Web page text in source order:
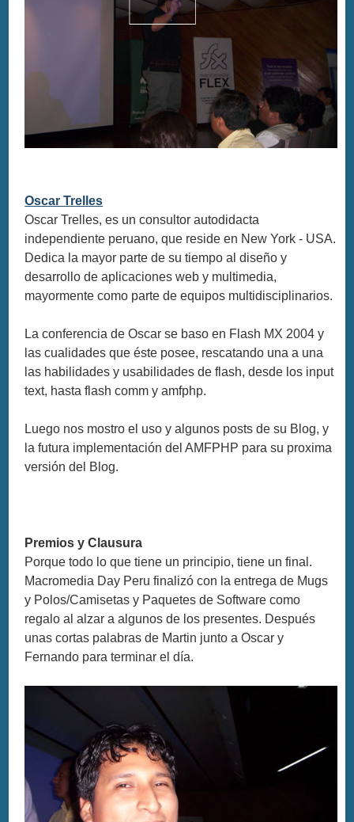
Oscar Trelles
Oscar Trelles, es un consultor autodidacta
independiente peruano, que reside en New York - USA.
Dedica la mayor parte de su tiempo al diseño y
desarrollo de aplicaciones web y multimedia,
mayormente como parte de equipos multidisciplinarios.
La conferencia de Oscar se baso en Flash MX 2004 y
las cualidades que éste posee, rescatando una a una
las habilidades y usabilidades de flash, desde los input
text, hasta flash comm y amfphp.
Luego nos mostro el uso y algunos posts de su Blog, y
la futura implementación del AMFPHP para su proxima
versión del Blog.
Premios y Clausura
Porque todo lo que tiene un principio, tiene un final.
Macromedia Day Peru finalizó con la entrega de Mugs
y Polos/Camisetas y Paquetes de Software como
regalo al alzar a algunos de los presentes. Después
unas cortas palabras de Martin junto a Oscar y
Fernando para terminar el día.